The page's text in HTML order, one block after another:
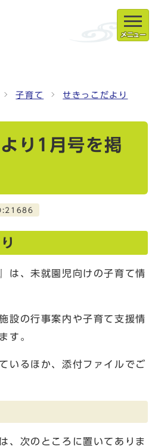
メニュー
子育て せきっこだより
り1月号を掲
は、未就園児向けの子育て情
設の行事案内や子育て支援情
す。
いるほか、添付ファイルでご
、次のところに置いてありま